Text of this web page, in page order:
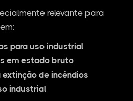
relevante para
para uso industrial
em estado bruto
de incêndios
industrial